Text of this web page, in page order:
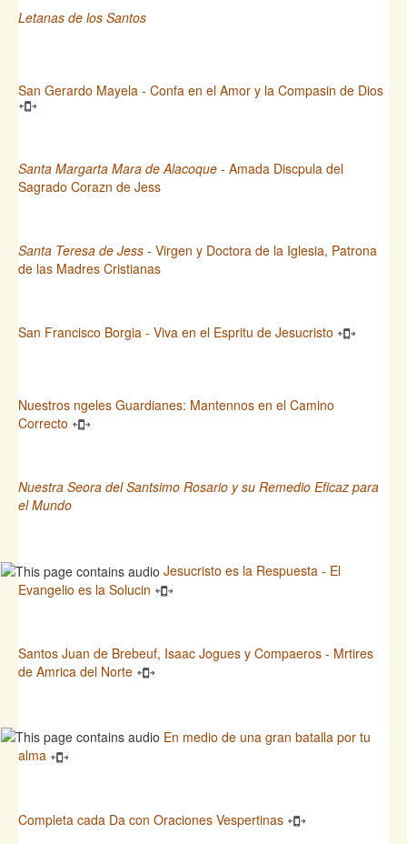
Letanas de los Santos
San Gerardo Mayela - Confa en el Amor y la Compasin de Dios
Santa Margarta Mara de Alacoque - Amada Discpula del
Sagrado Corazn de Jess
Santa Teresa de Jess - Virgen y Doctora de la Iglesia, Patrona
de las Madres Cristianas
San Francisco Borgia - Viva en el Espritu de Jesucristo
Nuestros ngeles Guardianes: Mantennos en el Camino
Correcto
Nuestra Seora del Santsimo Rosario y su Remedio Eficaz para
el Mundo
Jesucristo es la Respuesta - El
Evangelio es la Solucin
Santos Juan de Brebeuf, Isaac Jogues y Compaeros - Mrtires
de Amrica del Norte
En medio de una gran batalla por tu
alma
Completa cada Da con Oraciones Vespertinas